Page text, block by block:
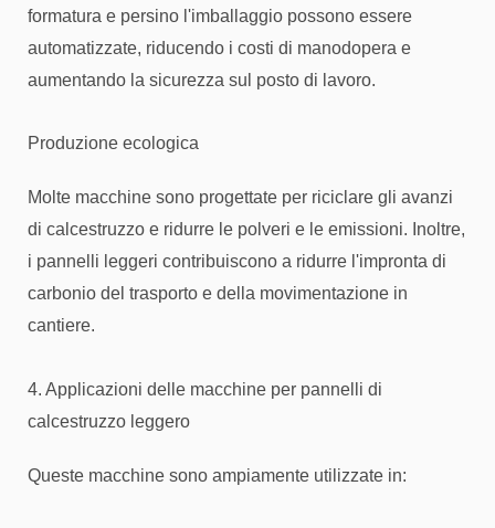
formatura e persino l'imballaggio possono essere
automatizzate, riducendo i costi di manodopera e
aumentando la sicurezza sul posto di lavoro.
Produzione ecologica
Molte macchine sono progettate per riciclare gli avanzi
di calcestruzzo e ridurre le polveri e le emissioni. Inoltre,
i pannelli leggeri contribuiscono a ridurre l'impronta di
carbonio del trasporto e della movimentazione in
cantiere.
4. Applicazioni delle macchine per pannelli di
calcestruzzo leggero
Queste macchine sono ampiamente utilizzate in: